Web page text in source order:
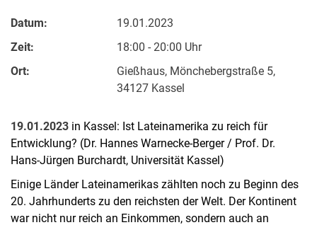
Datum:
19.01.2023
Zeit:
18:00 - 20:00 Uhr
Ort:
Gießhaus, Mönchebergstraße 5,
34127 Kassel
19.01.2023 in Kassel: Ist Lateinamerika zu reich für
Entwicklung? (Dr. Hannes Warnecke-Berger / Prof. Dr.
Hans-Jürgen Burchardt, Universität Kassel)
Einige Länder Lateinamerikas zählten noch zu Beginn des
20. Jahrhunderts zu den reichsten der Welt. Der Kontinent
war nicht nur reich an Einkommen, sondern auch an